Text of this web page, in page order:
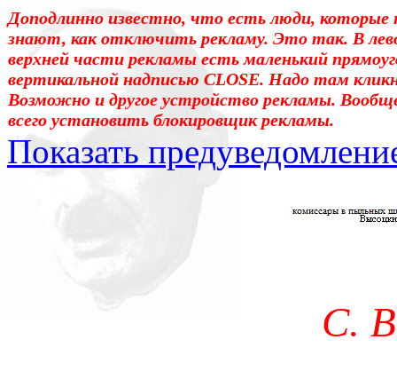
Доподлинно известно, что есть люди, которые
знают, как отключить рекламу. Это так. В
верхней части рекламы есть маленький
вертикальной надписью CLOSE. Надо там
Возможно и другое устройство рекламы.
всего установить блокировщик рекламы.
Показать
Уважаемые! Умоляю: не
отошли от суеты. – Перед
достаточно, чтоб
С.